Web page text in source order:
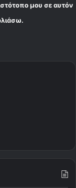
μου σε αυτόν